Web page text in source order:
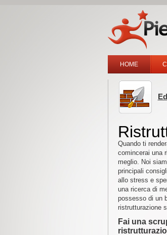
HOME
Quando ti
comincerai una
meglio. Noi
principali
allo stress e
una ricerca di
possesso di un
ristrutturazione
Fai una